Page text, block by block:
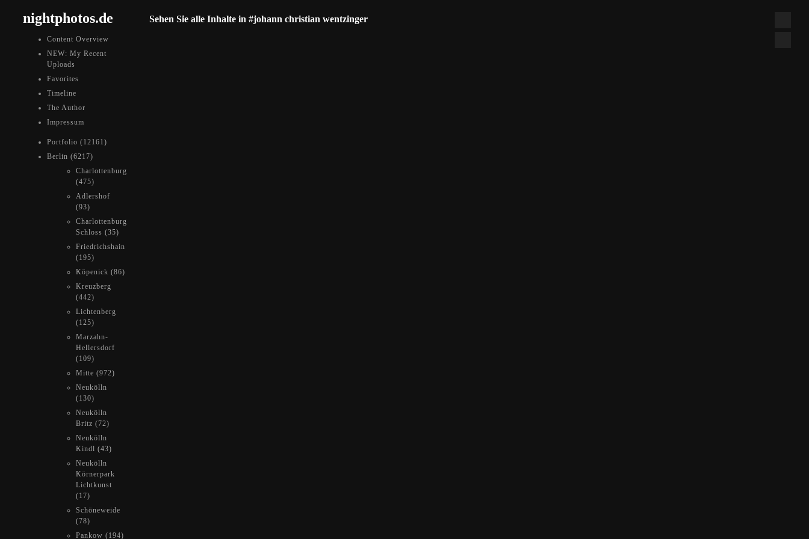
nightphotos.de
Content Overview
NEW: My Recent
Uploads
Favorites
Timeline
The Author
Impressum
Portfolio (12161)
Berlin (6217)
Charlottenburg
(475)
Adlershof
(93)
Charlottenburg
Schloss (35)
Friedrichshain
(195)
Köpenick (86)
Kreuzberg
(442)
Lichtenberg
(125)
Marzahn-
Hellersdorf
(109)
Mitte (972)
Neukölln
(130)
Neukölln
Britz (72)
Neukölln
Kindl (43)
Neukölln
Körnerpark
Lichtkunst
(17)
Schöneweide
(78)
Pankow (194)
Sehen Sie alle Inhalte in #johann christian wentzinger